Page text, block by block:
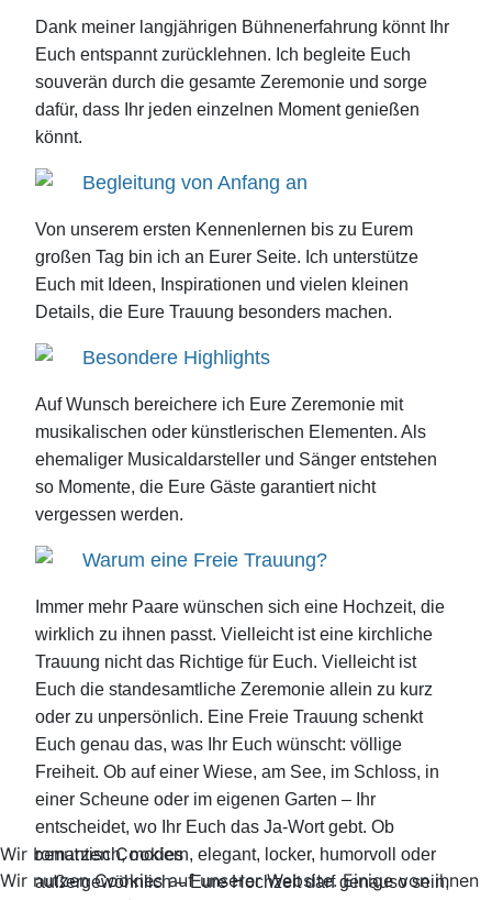
Dank meiner langjährigen Bühnenerfahrung könnt Ihr
Euch entspannt zurücklehnen. Ich begleite Euch
souverän durch die gesamte Zeremonie und sorge
dafür, dass Ihr jeden einzelnen Moment genießen
könnt.
Begleitung von Anfang an
Von unserem ersten Kennenlernen bis zu Eurem
großen Tag bin ich an Eurer Seite. Ich unterstütze
Euch mit Ideen, Inspirationen und vielen kleinen
Details, die Eure Trauung besonders machen.
Besondere Highlights
Auf Wunsch bereichere ich Eure Zeremonie mit
musikalischen oder künstlerischen Elementen. Als
ehemaliger Musicaldarsteller und Sänger entstehen
so Momente, die Eure Gäste garantiert nicht
vergessen werden.
Warum eine Freie Trauung?
Immer mehr Paare wünschen sich eine Hochzeit, die
wirklich zu ihnen passt. Vielleicht ist eine kirchliche
Trauung nicht das Richtige für Euch. Vielleicht ist
Euch die standesamtliche Zeremonie allein zu kurz
oder zu unpersönlich. Eine Freie Trauung schenkt
Euch genau das, was Ihr Euch wünscht: völlige
Freiheit. Ob auf einer Wiese, am See, im Schloss, in
einer Scheune oder im eigenen Garten – Ihr
entscheidet, wo Ihr Euch das Ja-Wort gebt. Ob
romantisch, modern, elegant, locker, humorvoll oder
außergewöhnlich – Eure Hochzeit darf genauso sein,
Wir benutzen Cookies
Wir nutzen Cookies auf unserer Website. Einige von ihnen